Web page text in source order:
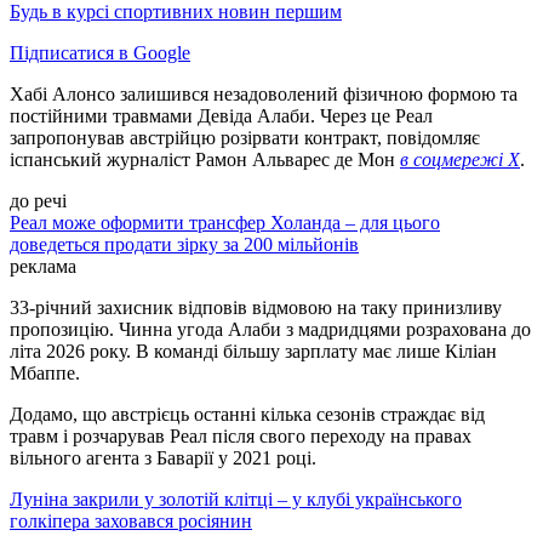
Будь в курсі спортивних новин першим
Підписатися в Google
Хабі Алонсо залишився незадоволений фізичною формою та
постійними травмами Девіда Алаби. Через це Реал
запропонував австрійцю розірвати контракт, повідомляє
іспанський журналіст Рамон Альварес де Мон в соцмережі X.
до речі
Реал може оформити трансфер Холанда – для цього
доведеться продати зірку за 200 мільйонів
реклама
33-річний захисник відповів відмовою на таку принизливу
пропозицію. Чинна угода Алаби з мадридцями розрахована до
літа 2026 року. В команді більшу зарплату має лише Кіліан
Мбаппе.
Додамо, що австрієць останні кілька сезонів страждає від
травм і розчарував Реал після свого переходу на правах
вільного агента з Баварії у 2021 році.
Луніна закрили у золотій клітці – у клубі українського
голкіпера заховався росіянин